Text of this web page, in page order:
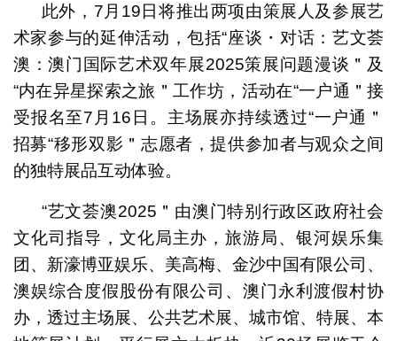
此外，7月19日将推出两项由策展人及参展艺
术家参与的延伸活动，包括“座谈・对话：艺文荟
澳：澳门国际艺术双年展2025策展问题漫谈＂及
“内在异星探索之旅＂工作坊，活动在“一户通＂接
受报名至7月16日。主场展亦持续透过“一户通＂
招募“移形双影＂志愿者，提供参加者与观众之间
的独特展品互动体验。
“艺文荟澳2025＂由澳门特别行政区政府社会
文化司指导，文化局主办，旅游局、银河娱乐集
团、新濠博亚娱乐、美高梅、金沙中国有限公司、
澳娱综合度假股份有限公司、澳门永利渡假村协
办，透过主场展、公共艺术展、城市馆、特展、本